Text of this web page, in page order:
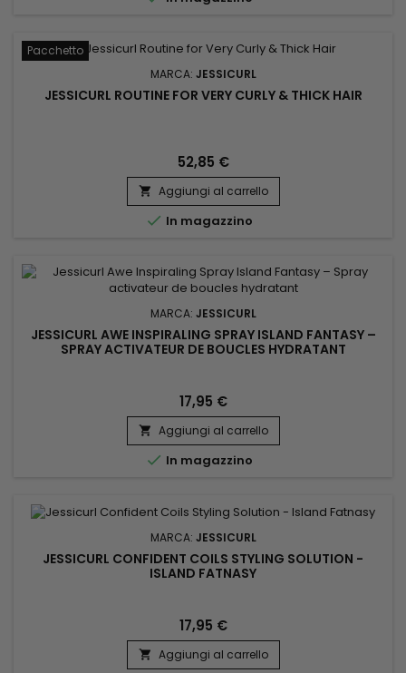
Pacchetto
MARCA: JESSICURL
JESSICURL ROUTINE FOR VERY CURLY & THICK HAIR
52,85 €
 Aggiungi al carrello
 In magazzino
MARCA: JESSICURL
JESSICURL AWE INSPIRALING SPRAY ISLAND FANTASY –
SPRAY ACTIVATEUR DE BOUCLES HYDRATANT
17,95 €
 Aggiungi al carrello
 In magazzino
MARCA: JESSICURL
JESSICURL CONFIDENT COILS STYLING SOLUTION -
ISLAND FATNASY
17,95 €
 Aggiungi al carrello